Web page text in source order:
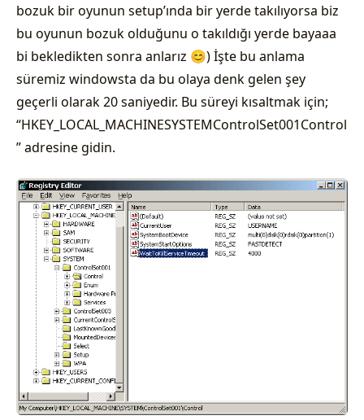
bozuk bir oyunun setup’ında bir yerde takılıyorsa biz
bu oyunun bozuk olduğunu o takıldığı yerde bayaaa
bi bekledikten sonra anlarız 😊) İşte bu anlama
süremiz windowsta da bu olaya denk gelen şey
geçerli olarak 20 saniyedir. Bu süreyi kısaltmak için;
“HKEY_LOCAL_MACHINESYSTEMControlSet001Control
” adresine gidin.